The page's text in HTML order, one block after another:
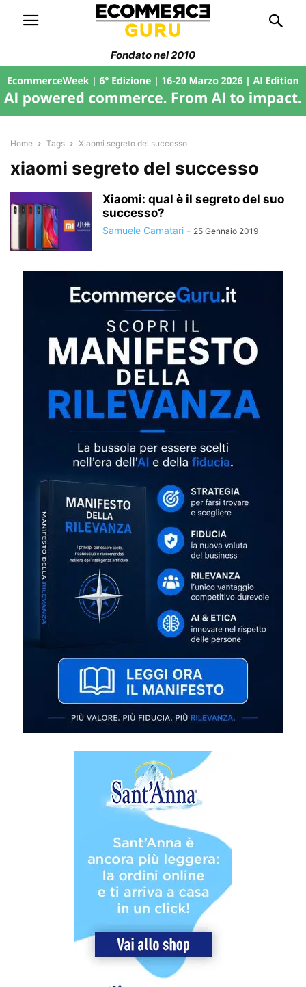
Fondato nel 2010
Home Tags Xiaomi segreto del successo
xiaomi segreto del successo
Xiaomi: qual è il segreto del suo
successo?
Samuele Camatari - 25 Gennaio 2019